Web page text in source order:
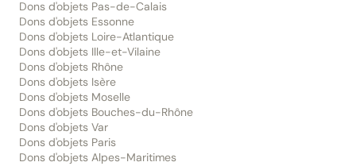
Dons d'objets Pas-de-Calais
Dons d'objets Essonne
Dons d'objets Loire-Atlantique
Dons d'objets Ille-et-Vilaine
Dons d'objets Rhône
Dons d'objets Isère
Dons d'objets Moselle
Dons d'objets Bouches-du-Rhône
Dons d'objets Var
Dons d'objets Paris
Dons d'objets Alpes-Maritimes